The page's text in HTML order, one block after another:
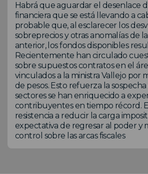
Habrá que aguardar el desenlace
financiera que se está llevando a
probable que, al esclarecer los
sobreprecios y otras anomalías de
anterior, los fondos disponibles
Recientemente han circulado
sobre supuestos contratos en el
vinculados a la ministra Vallejo por
de pesos. Esto refuerza la
sectores se han enriquecido a
contribuyentes en tiempo récord.
resistencia a reducir la carga
expectativa de regresar al poder y
control sobre las arcas fiscales